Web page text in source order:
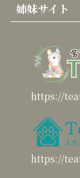
姉妹サイト
https://
https://